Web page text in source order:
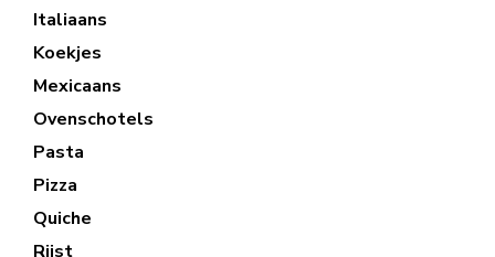
Italiaans
Koekjes
Mexicaans
Ovenschotels
Pasta
Pizza
Quiche
Rijst